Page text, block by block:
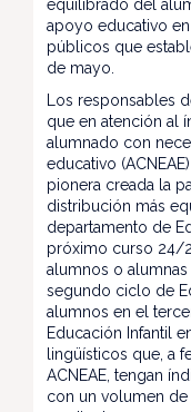
equilibrado del
apoyo educativo
públicos que
de mayo.
Los responsables
que en atención al
alumnado con
educativo
pionera creada la
distribución más
departamento de
próximo curso 24/
alumnos o
segundo ciclo de
alumnos en el
Educación Infantil
lingüísticos que, a
ACNEAE, tengan
con un volumen